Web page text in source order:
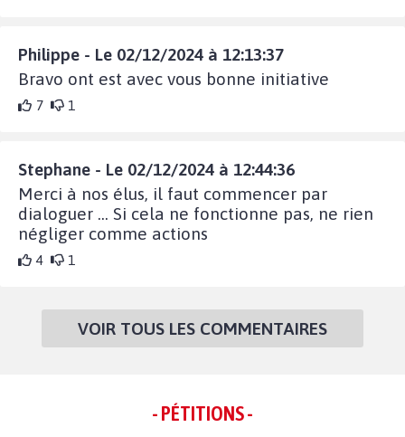
Philippe - Le 02/12/2024 à 12:13:37
Bravo ont est avec vous bonne initiative
7 1
Stephane - Le 02/12/2024 à 12:44:36
Merci à nos élus, il faut commencer par
dialoguer ... Si cela ne fonctionne pas, ne rien
négliger comme actions
4 1
VOIR TOUS LES COMMENTAIRES
- PÉTITIONS -